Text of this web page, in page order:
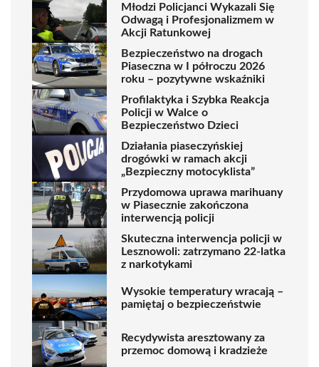
Młodzi Policjanci Wykazali Się
Odwagą i Profesjonalizmem w
Akcji Ratunkowej
Bezpieczeństwo na drogach
Piaseczna w I półroczu 2026
roku – pozytywne wskaźniki
Profilaktyka i Szybka Reakcja
Policji w Walce o
Bezpieczeństwo Dzieci
Działania piaseczyńskiej
drogówki w ramach akcji
„Bezpieczny motocyklista”
Przydomowa uprawa marihuany
w Piasecznie zakończona
interwencją policji
Skuteczna interwencja policji w
Lesznowoli: zatrzymano 22-latka
z narkotykami
Wysokie temperatury wracają –
pamiętaj o bezpieczeństwie
Recydywista aresztowany za
przemoc domową i kradzieże